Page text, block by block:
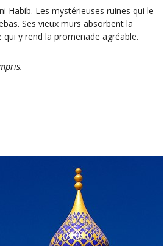
Habib. Les mystérieuses ruines qui le
Ses vieux murs absorbent la
y rend la promenade agréable.